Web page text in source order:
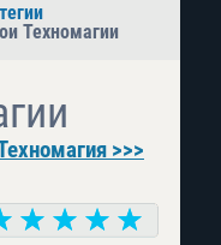
Техномагии
>>>